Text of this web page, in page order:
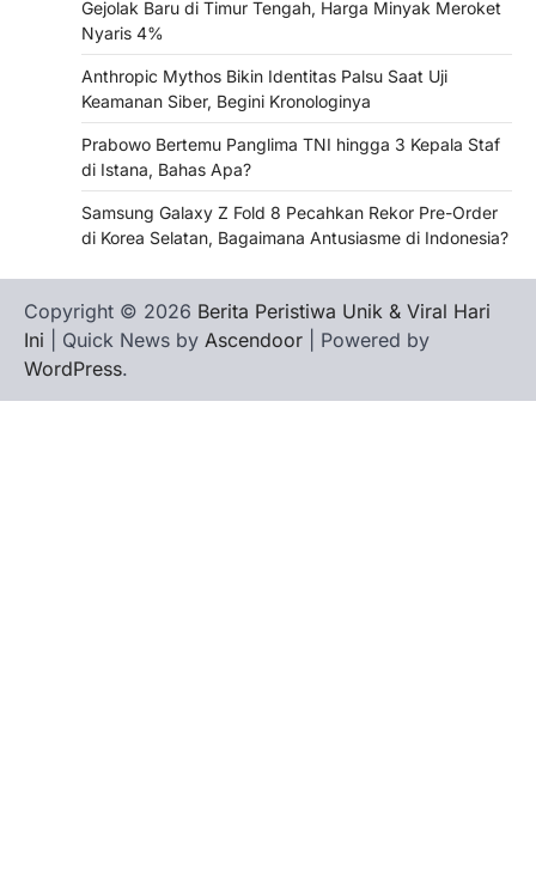
Gejolak Baru di Timur Tengah, Harga Minyak Meroket
Nyaris 4%
Anthropic Mythos Bikin Identitas Palsu Saat Uji
Keamanan Siber, Begini Kronologinya
Prabowo Bertemu Panglima TNI hingga 3 Kepala Staf
di Istana, Bahas Apa?
Samsung Galaxy Z Fold 8 Pecahkan Rekor Pre-Order
di Korea Selatan, Bagaimana Antusiasme di Indonesia?
Copyright © 2026 Berita Peristiwa Unik & Viral Hari
Ini | Quick News by Ascendoor | Powered by
WordPress.